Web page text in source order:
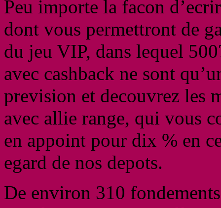
Peu importe la facon
dont vous permettront de
du jeu VIP, dans lequel
avec cashback ne sont
prevision et decouvrez les
avec allie range, qui vous
en appoint pour dix % en
egard de nos depots.
De environ 310